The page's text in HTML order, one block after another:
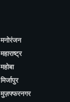
मनोरंजन
महाराष्ट्र
महोबा
मिर्जापुर
मुज़फ्फरनगर